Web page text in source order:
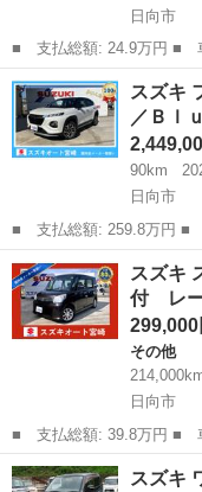
日向市
■ 支払総額: 24.9万円 ■ 車両本体価格： 149,000 円 ■ メーカー
名： スズキ ■ 車種名：
ル 車検整備付 純正ア
ボディ ■ 排...
宮崎 日向市 Kei
スズキ
／Ｂｌ
90km
日向市
■ 支払総額: 259.8万円 ■ 車両本体価格： 2,449,000 円 ■ メーカ
ー名： スズキ ■ 車種
ナビ／全方位カメラ／Ｂ
クリアラ...
宮崎 日向市 スズキ
スズキ
付 レ
299,000
その他
日向市
■ 支払総額: 39.8万円 ■ 車両本体価格： 299,000 円 ■ メーカー
名： スズキ ■ 車種名：
ッド 車検整備付 レー
宮崎 日向市 その他
スズキ